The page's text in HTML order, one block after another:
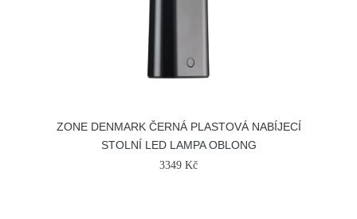
ZONE DENMARK ČERNÁ PLASTOVÁ NABÍJECÍ
STOLNÍ LED LAMPA OBLONG
3349 Kč